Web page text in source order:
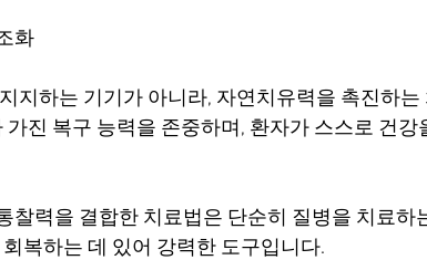
화
지하는 기기가 아니라, 자연치유력을 촉진하는
진 복구 능력을 존중하며, 환자가 스스로 건강
찰력을 결합한 치료법은 단순히 질병을 치료하
복하는 데 있어 강력한 도구입니다.